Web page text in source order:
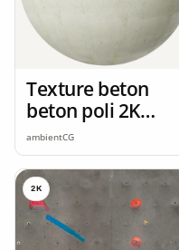
Texture beton
beton poli 2K
seamless
ambientCG
2K